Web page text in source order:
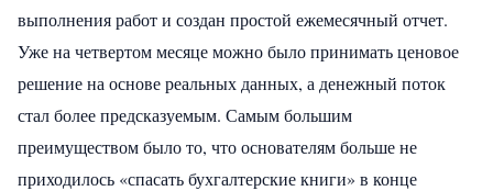
выполнения работ и создан простой ежемесячный отчет.
Уже на четвертом месяце можно было принимать ценовое
решение на основе реальных данных, а денежный поток
стал более предсказуемым. Самым большим
преимуществом было то, что основателям больше не
приходилось «спасать бухгалтерские книги» в конце